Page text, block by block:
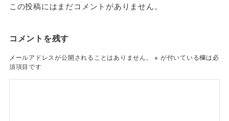
この投稿にはまだコメントがありません。
コメントを残す
メールアドレスが公開されることはありません。 ※ が付いている欄は必
須項目です